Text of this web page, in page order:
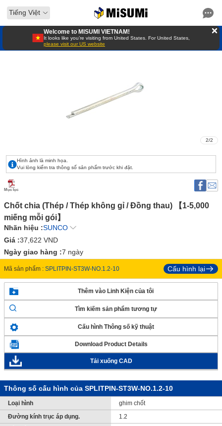
Tiếng Việt
Welcome to MISUMI VIETNAM!
It looks like you’re visiting from United States. For United States,
please visit our US website
2/2
Hình ảnh là minh họa.
Vui lòng kiểm tra thông số sản phẩm trước khi đặt.
Mục lục
Chốt chia (Thép / Thép không gỉ / Đồng thau) 【1-5,000
miếng mỗi gói】
Nhãn hiệu :SUNCO
Giá :37,622 VND
Ngày giao hàng :7 ngày
Mã sản phẩm : SPLITPIN-ST3W-NO.1.2-10 Cấu hình lại
Thêm vào Linh Kiện của tôi
Tìm kiếm sản phẩm tương tự
Cấu hình Thông số kỹ thuật
Download Product Details
Tải xuống CAD
Thông số cấu hình của SPLITPIN-ST3W-NO.1.2-10
Loại hình
ghim chốt
Đường kính trục áp dụng.
1.2